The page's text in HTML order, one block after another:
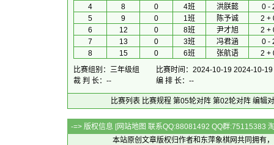
4
8 0 4班 洪朕懿
0 -
5
9 0 1班 陈予诚
2 +
6
12 0 8班 尹才旭
2 +
7
13 0 3班 冯君涵
0 -
8
15 0 6班 张航语
2 +
比赛组别：三年级组
比赛时间：2024-10-19 2024-10-19
裁 判 长：--
编 排 长：--
比赛列表 比赛规程 第05轮对阵 第02轮对阵 编辑
-=> 版权信息 [网站地图 联系QQ:88081492 QQ群:75115383
本站原创文章版权归作者和 东萍象棋网共同拥有